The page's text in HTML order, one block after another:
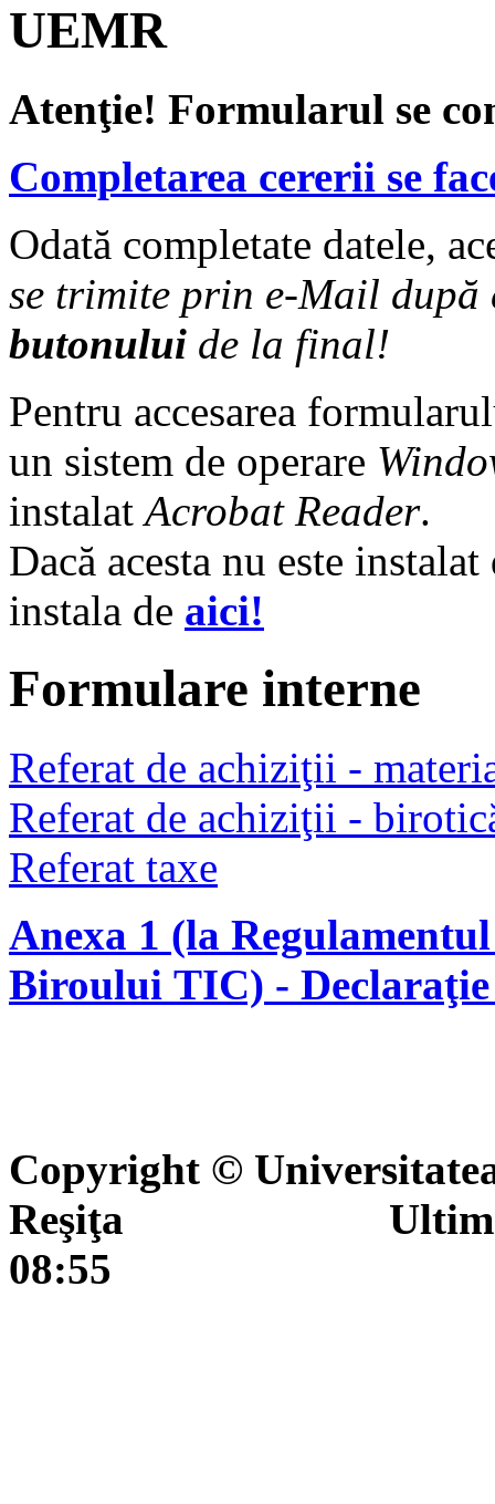
UEMR
Atenţie! Formularul se
Completarea cererii se
Odată completate datele,
se trimite prin e-Mail
butonului de la final!
Pentru accesarea
un sistem de operare
instalatAcrobat Reader.
Dacă acesta nu este
instala de aici!
Formulare interne
Referat de achiziţii -
Referat de achiziţii -
Referat taxe
Anexa 1 (la
Biroului TIC) -
Copyright ©
Reşiţa Ultima
08:55